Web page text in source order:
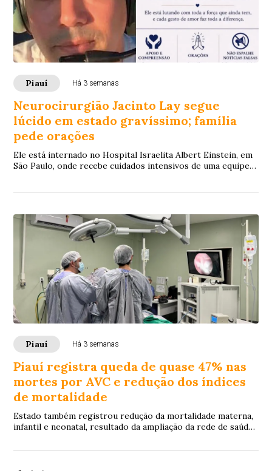
Piauí Há 3 semanas
Neurocirurgião Jacinto Lay segue
lúcido em estado gravíssimo; família
pede orações
Ele está internado no Hospital Israelita Albert Einstein, em
São Paulo, onde recebe cuidados intensivos de uma equipe
Piauí Há 3 semanas
Piauí registra queda de quase 47% nas
mortes por AVC e redução dos índices
de mortalidade
Estado também registrou redução da mortalidade materna,
infantil e neonatal, resultado da ampliação da rede de saúde